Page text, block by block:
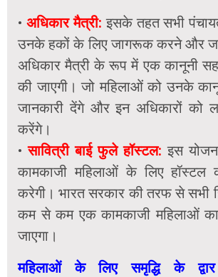
• अधिकार मैत्री: इसके तहत सभी
उनके हकों के लिए जागरूक करने और
अधिकार मैत्री के रूप में एक कानूनी
की जाएगी। जो महिलाओं को उनके
जानकारी देंगे और इन अधिकारों को
करेंगे।
•सावित्री बाई फुले हॉस्टल: इस
कामकाजी महिलाओं के लिए हॉस्टल
करेगी। भारत सरकार की तरफ से सभी
कम से कम एक कामकाजी महिलाओं का
जाएगा।
महिलाओं के लिए समृद्धि के